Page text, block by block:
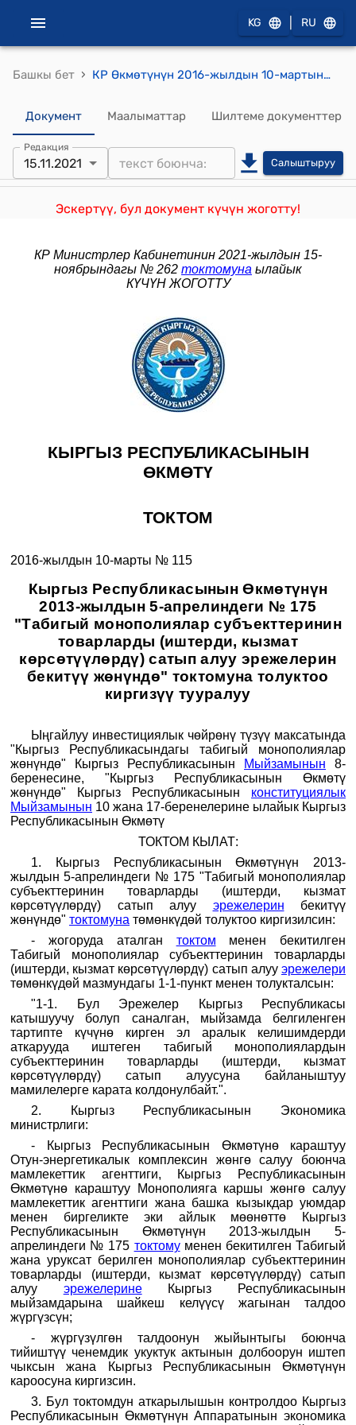
KG RU
Башкы бет › КР Өкмөтүнүн 2016-жылдын 10-мартындагы № 115 "Кыргыз Республикасынын Өкмөтүнүн 2013-жылдын 5-апрелиндеги № 175 "Табигый монополиялар субъекттеринин товарларды (иштерди, кызмат көрсөтүүлөрдү) сатып алуу эрежелерин бекитүү жөнүндө" токтомуна толуктоо киргизүү тууралуу" токтому
Документ Маалыматтар Шилтеме документтер
Редакция
15.11.2021 Салыштыруу
Эскертүү, бул документ күчүн жоготту!